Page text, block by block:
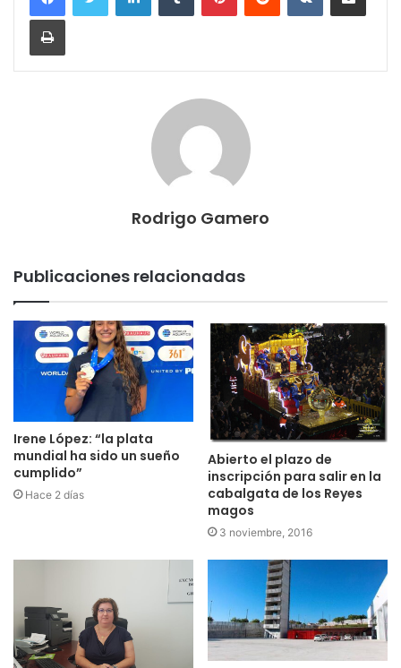
Rodrigo Gamero
Publicaciones relacionadas
Irene López: “la plata
mundial ha sido un sueño
cumplido”
Hace 2 días
Abierto el plazo de
inscripción para salir en la
cabalgata de los Reyes
magos
3 noviembre, 2016